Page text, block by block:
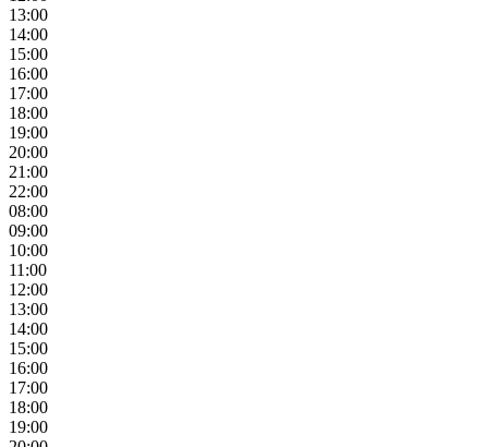
13:00
14:00
15:00
16:00
17:00
18:00
19:00
20:00
21:00
22:00
08:00
09:00
10:00
11:00
12:00
13:00
14:00
15:00
16:00
17:00
18:00
19:00